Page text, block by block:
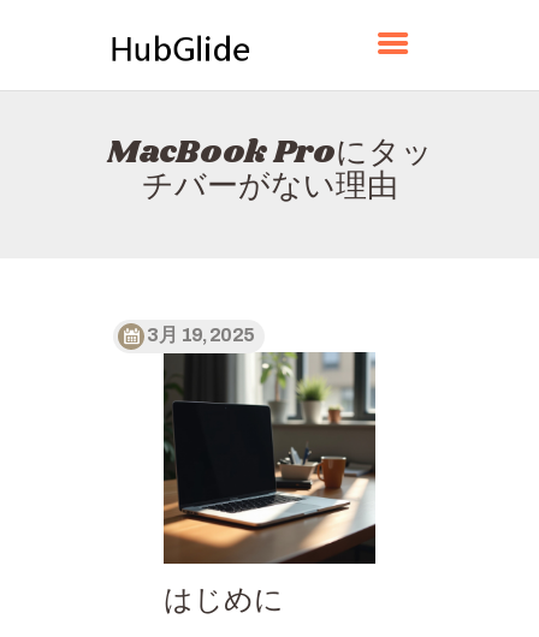
MacBook Proにタッ
チバーがない理由
HUBGLIDE
ホーム
HUBGLIDEについて
3月 19, 2025
はじめに